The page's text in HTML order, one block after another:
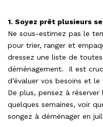
1. Soyez prêt plusieurs
Ne sous-estimez pas le
pour trier, ranger et
dressez une liste de
déménagement. Il est
d’évaluer vos besoins et
De plus, pensez à réserver
quelques semaines, voir
songez à déménager en